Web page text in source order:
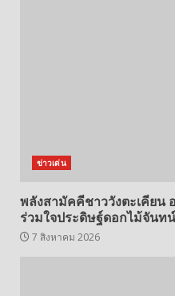
ข่าวเด่น
พลังสามัคคีชาววังตะเคียน
ร่วมใจประดิษฐ์ดอกไม้จันท
7 สิงหาคม 2026